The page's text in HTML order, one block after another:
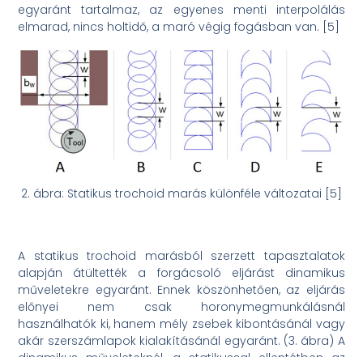
egyaránt tartalmaz, az egyenes menti interpolálás
elmarad, nincs holtidő, a maró végig fogásban van. [5]
2. ábra: Statikus trochoid marás különféle változatai [5]
A statikus trochoid marásból szerzett tapasztalatok
alapján átültették a forgácsoló eljárást dinamikus
műveletekre egyaránt. Ennek köszönhetően, az eljárás
előnyei nem csak horonymegmunkálásnál
használhatók ki, hanem mély zsebek kibontásánál vagy
akár szerszámlapok kialakításánál egyaránt. (3. ábra) A